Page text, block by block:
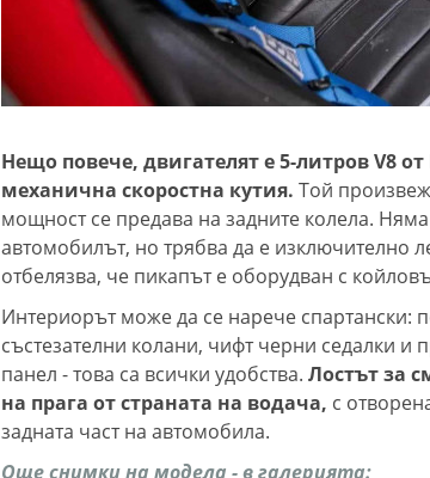
Нещо повече, двигателят е 5-литров V8
механична скоростна кутия. Той
мощност се предава на задните колела.
автомобилът, но трябва да е изключително
отбелязва, че пикапът е оборудван с
Интериорът може да се нарече спартански:
състезателни колани, чифт черни седалки и
панел - това са всички удобства. Лостът за
на прага от страната на водача, с
задната част на автомобила.
Още снимки на модела - в галерията: